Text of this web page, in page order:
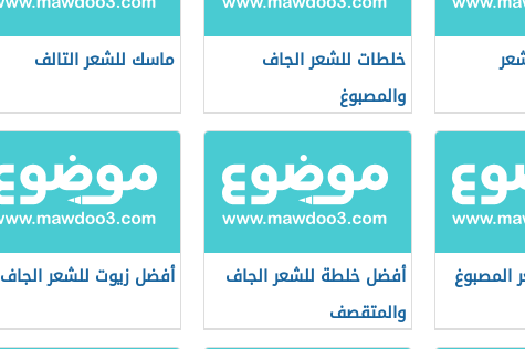
خلطات للشعر الجاف
والمصبوغ
ماسك للشعر التالف
المصبوغ
أفضل خلطة للشعر الجاف
والمتقصف
أفضل زيوت للشعر الجاف